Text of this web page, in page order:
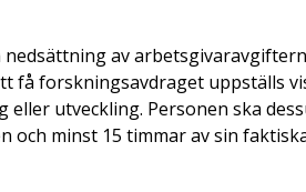
av
få forskningsavdraget uppställs
utveckling. Personen ska
och minst 15 timmar av sin